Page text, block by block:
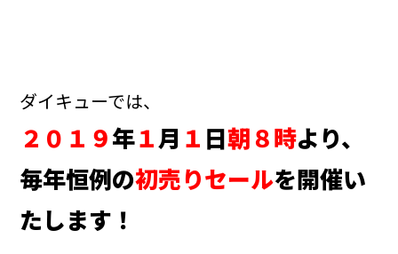
ダイキューでは、
２０１９年１月 １ 日朝８時より、
毎年恒例の初売りセールを開催い
たします！